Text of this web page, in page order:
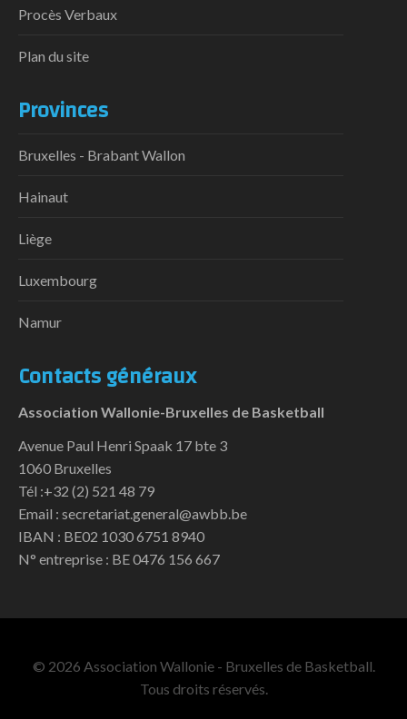
Procès Verbaux
Plan du site
Provinces
Bruxelles - Brabant Wallon
Hainaut
Liège
Luxembourg
Namur
Contacts généraux
Association Wallonie-Bruxelles de Basketball
Avenue Paul Henri Spaak 17 bte 3
1060 Bruxelles
Tél :+32 (2) 521 48 79
Email : secretariat.general@awbb.be
IBAN : BE02 1030 6751 8940
N° entreprise : BE 0476 156 667
© 2026 Association Wallonie - Bruxelles de Basketball.
Tous droits réservés.